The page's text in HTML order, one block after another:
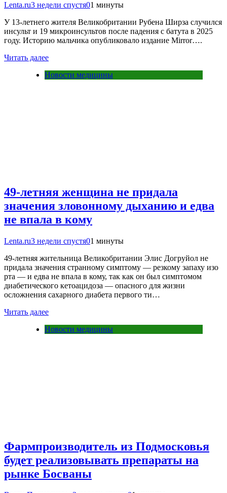
Lenta.ru3 недели спустя01 минуты
У 13-летнего жителя Великобритании Рубена Ширза случился
инсульт и 19 микроинсультов после падения с батута в 2025
году. Историю мальчика опубликовало издание Mirror….
Читать далее
Новости медицины
49-летняя женщина не придала
значения зловонному дыханию и едва
не впала в кому
Lenta.ru3 недели спустя01 минуты
49-летняя жительница Великобритании Элис Догруйол не
придала значения странному симптому — резкому запаху изо
рта — и едва не впала в кому, так как он был симптомом
диабетического кетоацидоза — опасного для жизни
осложнения сахарного диабета первого ти…
Читать далее
Новости медицины
Фармпроизводитель из Подмосковья
будет реализовывать препараты на
рынке Босваны